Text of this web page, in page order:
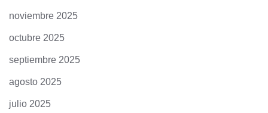
noviembre 2025
octubre 2025
septiembre 2025
agosto 2025
julio 2025